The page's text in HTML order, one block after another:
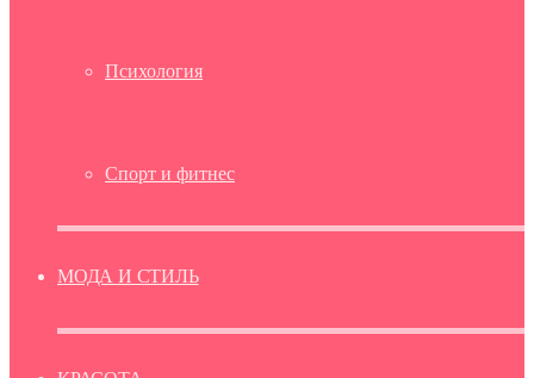
Психология
Спорт и фитнес
МОДА И СТИЛЬ